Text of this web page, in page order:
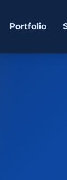
Portfolio